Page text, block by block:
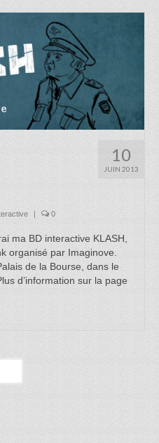
10
JUIN 2013
| 0
ma BD interactive KLASH,
organisé par Imaginove.
de la Bourse, dans le
d’information sur la page